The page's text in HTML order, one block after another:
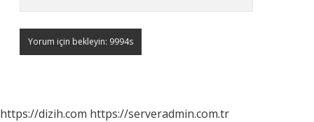
https://dizih.com https://serveradmin.com.tr